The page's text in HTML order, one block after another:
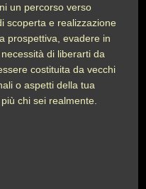
un percorso verso
scoperta e realizzazione
prospettiva, evadere in
di liberarti da
costituita da vecchi
o aspetti della tua
chi sei realmente.